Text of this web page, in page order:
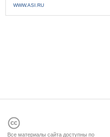
WWW.ASI.RU
Все материалы сайта доступны по